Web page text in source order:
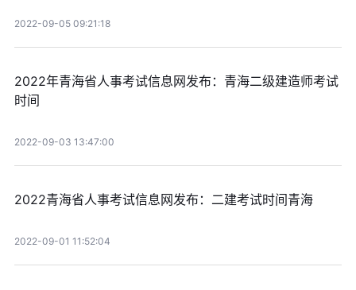
2022-09-05 09:21:18
2022年青海省人事考试信息网发布：青海二级建造师考试
时间
2022-09-03 13:47:00
2022青海省人事考试信息网发布：二建考试时间青海
2022-09-01 11:52:04